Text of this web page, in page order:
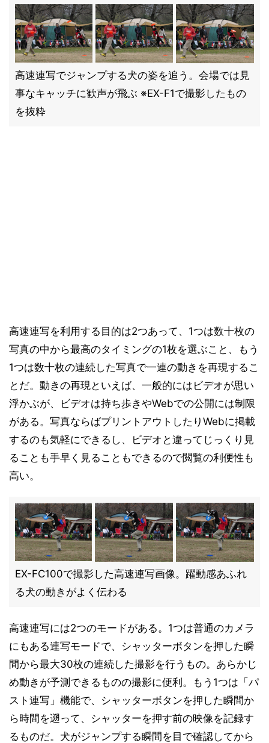
高速連写でジャンプする犬の姿を追う。会場では見
事なキャッチに歓声が飛ぶ ※EX-F1で撮影したもの
を抜粋
高速連写を利用する目的は2つあって、1つは数十枚の
写真の中から最高のタイミングの1枚を選ぶこと、もう
1つは数十枚の連続した写真で一連の動きを再現するこ
とだ。動きの再現といえば、一般的にはビデオが思い
浮かぶが、ビデオは持ち歩きやWebでの公開には制限
がある。写真ならばプリントアウトしたりWebに掲載
するのも気軽にできるし、ビデオと違ってじっくり見
ることも手早く見ることもできるので閲覧の利便性も
高い。
EX-FC100で撮影した高速連写画像。躍動感あふれ
る犬の動きがよく伝わる
高速連写には2つのモードがある。1つは普通のカメラ
にもある連写モードで、シャッターボタンを押した瞬
間から最大30枚の連続した撮影を行うもの。あらかじ
め動きが予測できるものの撮影に便利。もう1つは「パ
スト連写」機能で、シャッターボタンを押した瞬間か
ら時間を遡って、シャッターを押す前の映像を記録す
るものだ。犬がジャンプする瞬間を目で確認してから